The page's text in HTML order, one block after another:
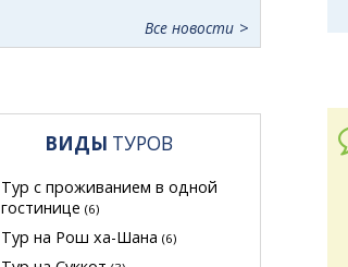
Все новости
ВИДЫ ТУРОВ
Тур с проживанием в одной
гостинице (6)
Тур на Рош ха-Шана (6)